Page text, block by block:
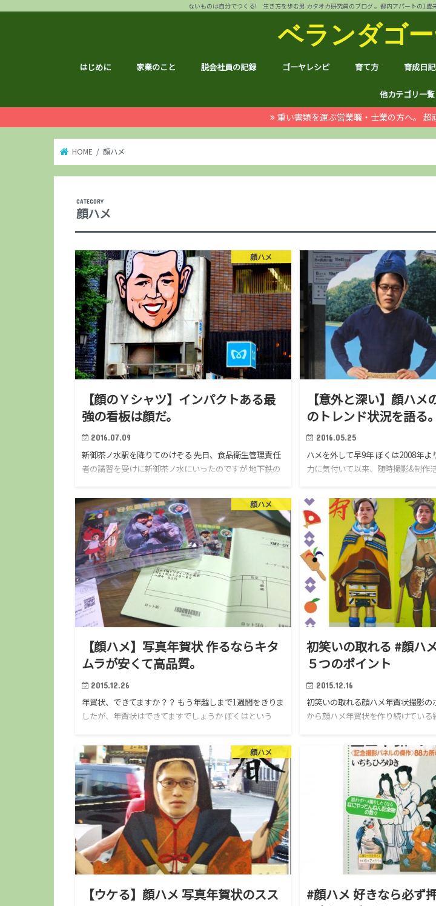
ないものは自分でつくる! 生き方を歩む男 カタオカ研究員のブログ 。都内アパートの1
ベランダゴ
はじめに 家業のこと 脱会社員の記録 ゴーヤレシピ 育て方
自動給水装置
ハイポニカ水耕栽培とは
ノウハウ
育成日記
ほんわか
日常
月例報告
収支決算
他カテゴリ一覧
ゴジラ
空き家
PC・スマホ
シャープ
ドローン
ブログ運営
ムダ知識
マラソン
RX100
子育て
#地域ブログ
株式投資・お金
重い書類を運ぶ営業職・士業の方へ。
HOME 顔ハメ
顔ハメ
顔ハメ
【顔のＹシャツ】インパクトある最
強の看板は顔だ。
2016.07.09
新御茶ノ水駅を降りてのけぞる 先日、食品衛生管理責任
者の講習を受けに新御茶ノ水にいったのですが 地下鉄の
なんじゃこりゃ!? あまりのインパクトに、進行方向と…
【意外と深い】顔ハメ
のトレンド状況を語る。
2016.05.25
ハメを外して早9年 ぼくは2008年よ
力に気付いて以来、随時撮影&制作
▲2011友人の結婚式二次会用に
顔ハメ
【顔ハメ】写真年賀状 作るならキタ
ムラが安くて高品質。
2015.12.26
年賀状、できてますか？？ もう年越しまで1週間をきりま
したが、年賀状はできてますでしょうか ぼくはという
う 駆け込み型のスタイルをとっていたのですが 最近、高
クオリティな…
初笑いの取れる #顔ハ
５つのポイント
2015.12.16
初笑いの取れる顔ハメ年賀状撮影の
から顔ハメ年賀状を作り続けている
顔ハメ
【ウケる】顔ハメ 写真年賀状のスス
#顔ハメ 好きなら必ず